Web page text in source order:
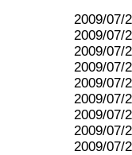
2009/07/
2009/07/
2009/07/
2009/07/
2009/07/
2009/07/
2009/07/
2009/07/
2009/07/